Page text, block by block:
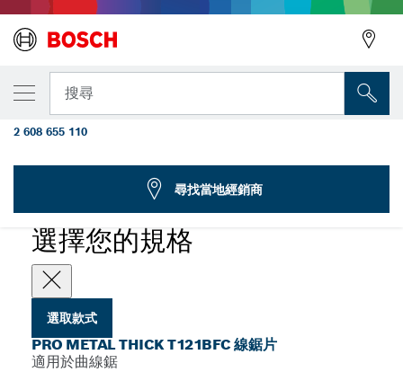
搜尋
選擇您的規格
選取款式
PRO METAL THICK T121BFC 線鋸片
適用於曲線鋸
您選取的款式
PRO Metal thick T121BFC 線鋸片，92
mm，5 片
2 608 655 110
尋找當地經銷商